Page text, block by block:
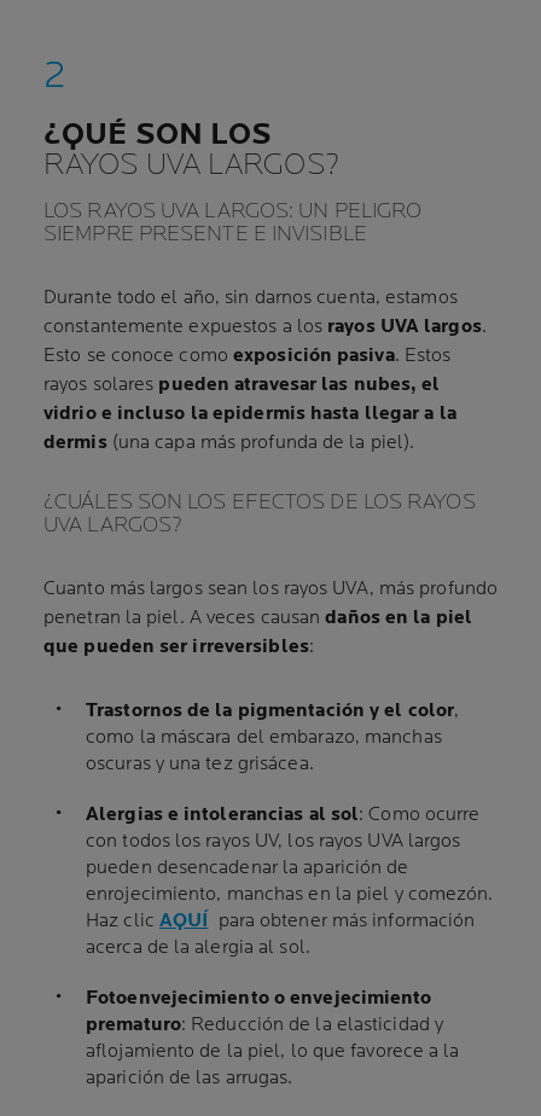
¿QUÉ SON LOS
RAYOS UVA LARGOS?
LOS RAYOS UVA LARGOS: UN PELIGRO
SIEMPRE PRESENTE E INVISIBLE
Durante todo el año, sin darnos cuenta, estamos
constantemente expuestos a los rayos UVA largos.
Esto se conoce como exposición pasiva. Estos
rayos solares pueden atravesar las nubes, el
vidrio e incluso la epidermis hasta llegar a la
dermis(una capa más profunda de la piel).
¿CUÁLES SON LOS EFECTOS DE LOS RAYOS
UVA LARGOS?
Cuanto más largos sean los rayos UVA, más profundo
penetran la piel. A veces causandaños en la piel
que pueden ser irreversibles:
Trastornos de la pigmentación y el color,
como la máscara del embarazo, manchas
oscuras y una tez grisácea.
Alergias e intolerancias al sol: Como ocurre
con todos los rayos UV, los rayos UVA largos
pueden desencadenar la aparición de
enrojecimiento, manchas en la piel y comezón.
Haz clic AQUÍ para obtener más información
acerca de la alergia al sol.
Fotoenvejecimiento o envejecimiento
prematuro: Reducción de la elasticidad y
aflojamiento de la piel, lo que favorece a la
aparición de las arrugas.